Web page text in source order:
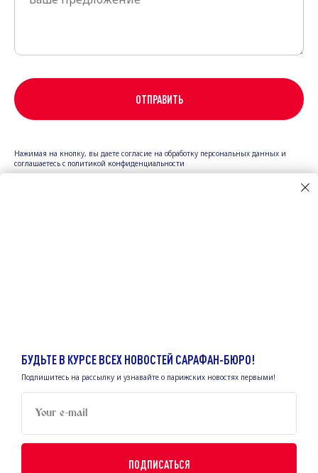
БУДЬТЕ В КУРСЕ ВСЕХ НОВОСТЕЙ САРАФАН-БЮРО!
Подпишитесь на рассылку и узнавайте о парижских новостях первыми!
Your e-mail
ПОДПИСАТЬСЯ
ОТПРАВИТЬ
Нажимая на кнопку, вы даете согласие на обработку персональных данных и
соглашаетесь c политикой конфиденциальности
POLITIQUE DE CONFIDENTIALITÉ
FOR BUSINESSES AND EXPERTS
Сайт разработан:rakhimova.pro
Вернуться наверх